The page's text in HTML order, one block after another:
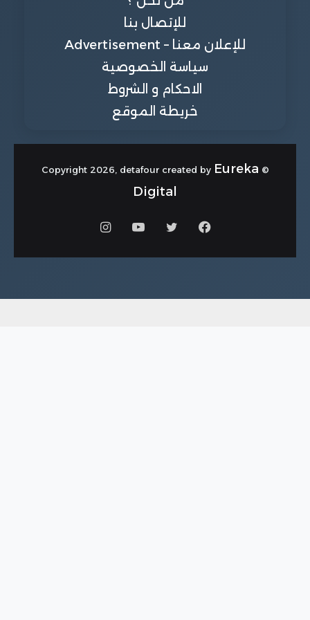
للإتصال بنا
للإعلان معنا – Advertisement
سياسة الخصوصية
الاحكام و الشروط
خريطة الموقع
© Copyright 2026, detafour created by
Eureka
Digital
فيسبوكتويتر يوتيوبانستقرام